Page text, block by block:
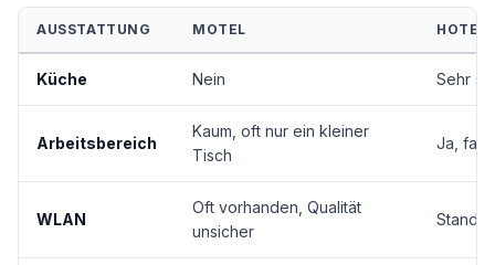
AUSSTATTUNG MOTEL HOTEL
Küche Nein Sehr
Arbeitsbereich
Kaum, oft nur ein kleiner
Tisch
Ja, fast
WLAN
Oft vorhanden, Qualität
unsicher